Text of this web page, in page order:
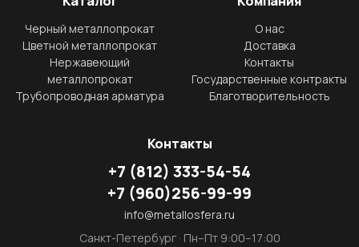
Черный металлопрокат
Цветной металлопрокат
Нержавеющий
металлопрокат
Трубопроводная арматура
О нас
Доставка
Контакты
Государственные контракты
Благотворительность
Контакты
+7 (812) 333-54-54
+7 (960)256-99-99
info@metallosfera.ru
Санкт-Петербург · Пн–Пт 9:00–17:00